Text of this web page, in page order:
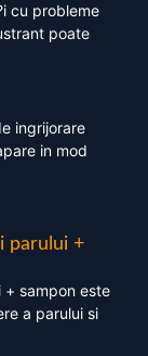
cu probleme
poate
ingrijorare
in mod
parului +
sampon este
a parului si